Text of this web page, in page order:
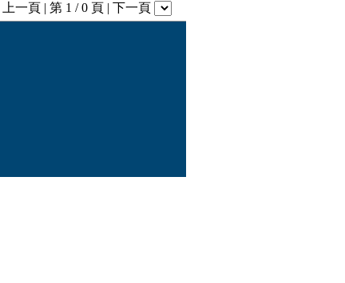
上一頁| 第 1 / 0 頁 | 下一頁